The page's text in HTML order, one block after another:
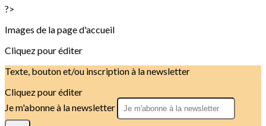
?>
Images de la page d'accueil
Cliquez pour éditer
Texte, bouton et/ou inscription à la newsletter
Cliquez pour éditer
Je m'abonne à la newsletter